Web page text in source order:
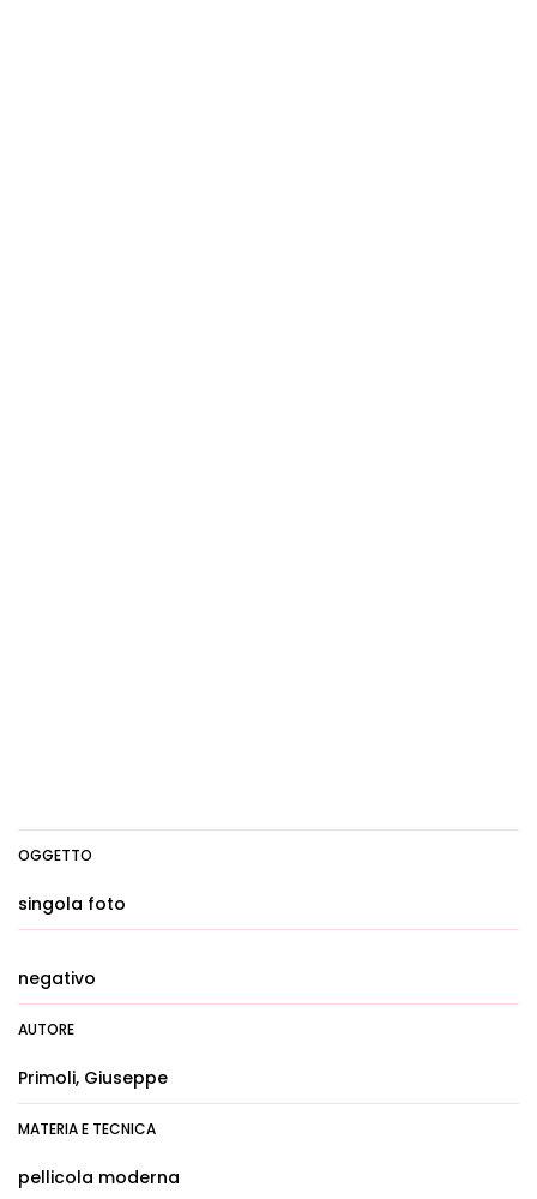
OGGETTO
singola foto
negativo
AUTORE
Primoli, Giuseppe
MATERIA E TECNICA
pellicola moderna